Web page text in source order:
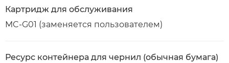
Картридж для обслуживания
MC-G01 (заменяется пользователем)
Ресурс контейнера для чернил (обычная бумага)